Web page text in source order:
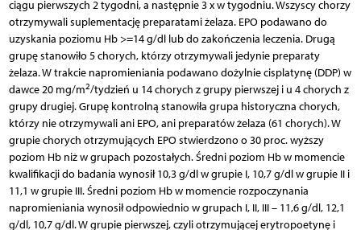
ciągu pierwszych 2 tygodni, a następnie 3 x w tygodniu. Wszyscy chorzy
otrzymywali suplementację preparatami żelaza. EPO podawano do
uzyskania poziomu Hb >=14 g/dl lub do zakończenia leczenia. Drugą
grupę stanowiło 5 chorych, którzy otrzymywali jedynie preparaty
żelaza. W trakcie napromieniania podawano dożylnie cisplatynę (DDP) w
dawce 20 mg/m2/tydzień u 14 chorych z grupy pierwszej i u 4 chorych z
grupy drugiej. Grupę kontrolną stanowiła grupa historyczna chorych,
którzy nie otrzymywali ani EPO, ani preparatów żelaza (61 chorych). W
grupie chorych otrzymujących EPO stwierdzono o 30 proc. wyższy
poziom Hb niż w grupach pozostałych. Średni poziom Hb w momencie
kwalifikacji do badania wynosił 10,3 g/dl w grupie I, 10,7 g/dl w grupie II i
11,1 w grupie III. Średni poziom Hb w momencie rozpoczynania
napromieniania wynosił odpowiednio w grupach I, II, III – 11,6 g/dl, 12,1
g/dl, 10,7 g/dl. W grupie pierwszej, czyli otrzymującej erytropoetynę i